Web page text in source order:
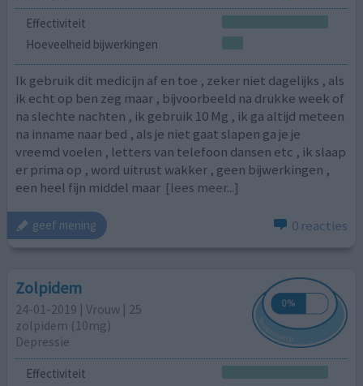
Effectiviteit
Hoeveelheid bijwerkingen
Ik gebruik dit medicijn af en toe , zeker niet dagelijks , als
ik echt op ben zeg maar , bijvoorbeeld na drukke week of
na slechte nachten , ik gebruik 10 Mg , ik ga altijd meteen
na inname naar bed , als je niet gaat slapen ga je je
vreemd voelen , letters van telefoon dansen etc , ik slaap
er prima op , word uitrust wakker , geen bijwerkingen ,
een heel fijn middel maar [lees meer...]
geef mening 0 reacties
Zolpidem
24-01-2019 | Vrouw | 25
zolpidem (10mg)
Depressie
Effectiviteit